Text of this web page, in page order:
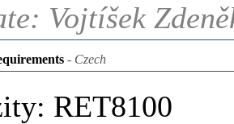
Vojtíšek
- Czech
RET8100